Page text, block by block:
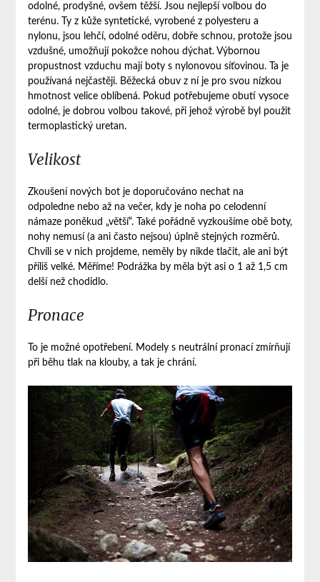
odolné, prodyšné, ovšem těžší. Jsou nejlepší volbou do
terénu. Ty z kůže syntetické, vyrobené z polyesteru a
nylonu, jsou lehčí, odolné oděru, dobře schnou, protože jsou
vzdušné, umožňují pokožce nohou dýchat. Výbornou
propustnost vzduchu mají boty s nylonovou síťovinou. Ta je
používaná nejčastěji. Běžecká obuv z ní je pro svou nízkou
hmotnost velice oblíbená. Pokud potřebujeme obutí vysoce
odolné, je dobrou volbou takové, při jehož výrobě byl použit
termoplastický uretan.
Velikost
Zkoušení nových bot je doporučováno nechat na
odpoledne nebo až na večer, kdy je noha po celodenní
námaze poněkud „větší“. Také pořádně vyzkoušíme obě boty,
nohy nemusí (a ani často nejsou) úplně stejných rozměrů.
Chvíli se v nich projdeme, neměly by nikde tlačit, ale ani být
příliš velké. Měříme! Podrážka by měla být asi o 1 až 1,5 cm
delší než chodidlo.
Pronace
To je možné opotřebení. Modely s neutrální pronací zmírňují
při běhu tlak na klouby, a tak je chrání.